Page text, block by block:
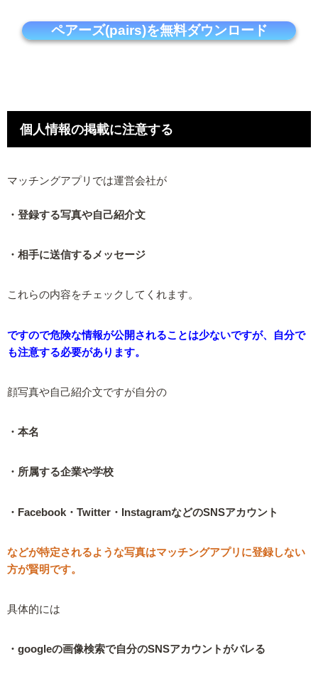
ペアーズ(pairs)を無料ダウンロード
個人情報の掲載に注意する
マッチングアプリでは運営会社が
・登録する写真や自己紹介文
・相手に送信するメッセージ
これらの内容をチェックしてくれます。
ですので危険な情報が公開されることは少ないですが、自分で
も注意する必要があります。
顔写真や自己紹介文ですが自分の
・本名
・所属する企業や学校
・Facebook・Twitter・InstagramなどのSNSアカウント
などが特定されるような写真はマッチングアプリに登録しない
方が賢明です。
具体的には
・googleの画像検索で自分のSNSアカウントがバレる